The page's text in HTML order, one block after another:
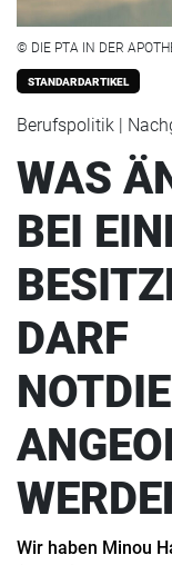
© DIE PTA IN DER
STANDARDARTIKEL
Berufspolitik |
WAS
BEI
DARF
Wir haben Minou